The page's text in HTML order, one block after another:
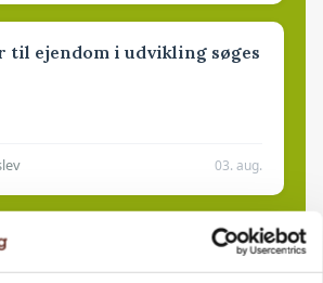
til ejendom i udvikling søges
03. aug.